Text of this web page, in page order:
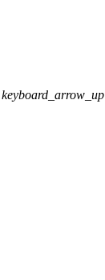
keyboard_arrow_up